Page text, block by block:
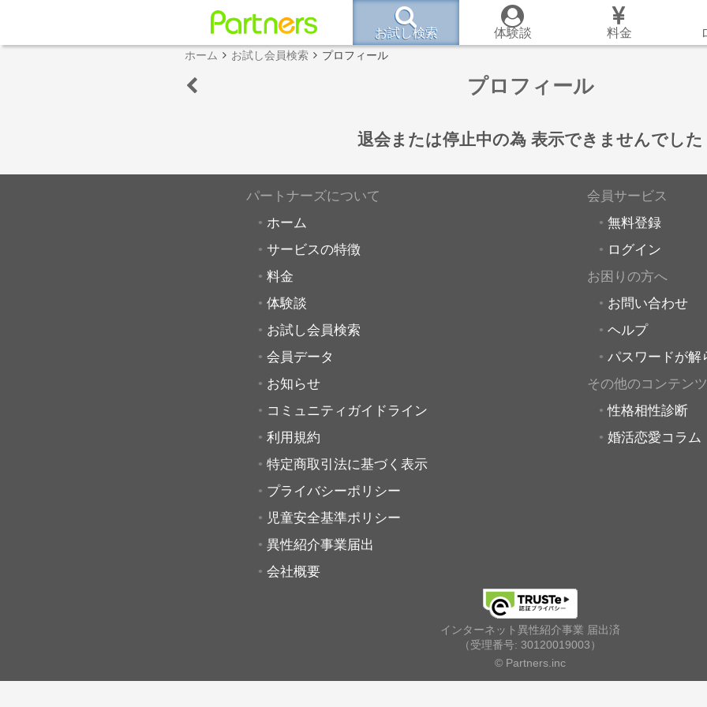
お試し検索 体験談 料金
ホーム お試し会員検索 プロフィール
プロフィール
退会または停止中の為 表示できませんでした
パートナーズについて
ホーム
サービスの特徴
料金
体験談
お試し会員検索
会員データ
お知らせ
コミュニティガイドライン
利用規約
特定商取引法に基づく表示
プライバシーポリシー
児童安全基準ポリシー
異性紹介事業届出
会社概要
会員サービス
無料登録
ログイン
お困りの方へ
お問い合わせ
ヘルプ
パスワードが解
その他のコンテンツ
性格相性診断
婚活恋愛コラム
インターネット異性紹介事業 届出済
（受理番号: 30120019003）
© Partners.inc